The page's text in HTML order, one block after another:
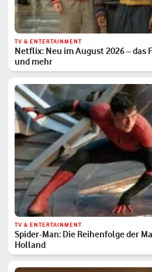
TV & ENTERTAINMENT
Netflix: Neu im August 2026 – das
und mehr
TV & ENTERTAINMENT
Spider-Man: Die Reihenfolge der
Holland